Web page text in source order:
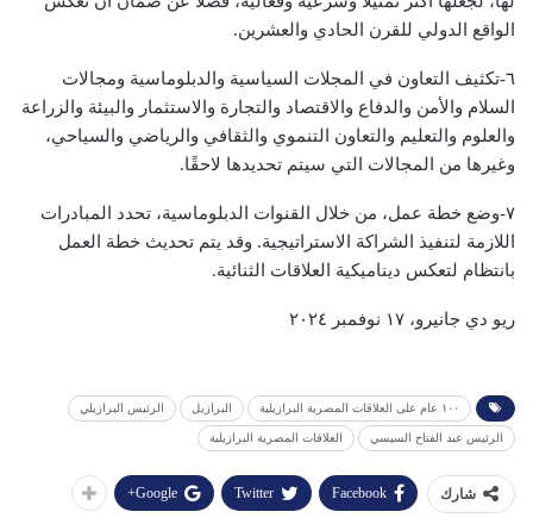
الواقع الدولي للقرن الحادي والعشرين.
٦-​تكثيف التعاون في المجلات السياسية والدبلوماسية ومجالات
السلام والأمن والدفاع والاقتصاد والتجارة والاستثمار والبيئة والزراعة
والعلوم والتعليم والتعاون التنموي والثقافي والرياضي والسياحي،
وغيرها من المجالات التي سيتم تحديدها لاحقًا.
٧-​وضع خطة عمل، من خلال القنوات الدبلوماسية، تحدد المبادرات
اللازمة لتنفيذ الشراكة الاستراتيجية. وقد يتم تحديث خطة العمل
بانتظام لتعكس ديناميكية العلاقات الثنائية.
ريو دي جانيرو، ١٧ نوفمبر ٢٠٢٤
١٠٠ عام على العلاقات المصرية البرازيلية البرازيل الرئيس البرازيلي
الرئيس عبد الفتاح السيسي العلاقات المصرية البرازيلية
شارك Facebook
Twitter
Google+